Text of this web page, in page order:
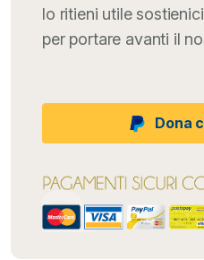
lo ritieni utile
per portare avanti il
Dona